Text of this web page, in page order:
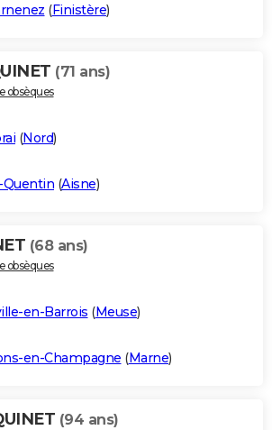
(Finistère)
(71 ans)
obsèques
(Nord)
Quentin (Aisne)
(68 ans)
obsèques
en-Barrois (Meuse)
en-Champagne (Marne)
(94 ans)